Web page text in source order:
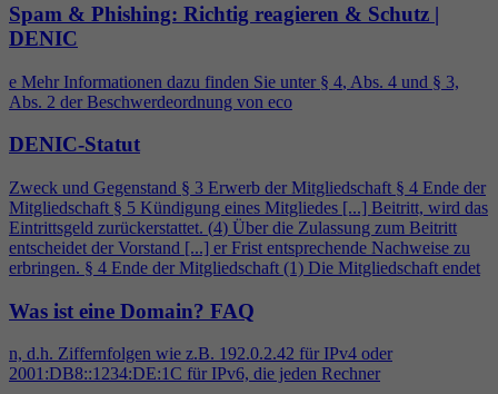
Spam & Phishing: Richtig reagieren & Schutz |
DENIC
e Mehr Informationen dazu finden Sie unter § 4, Abs. 4 und § 3,
Abs. 2 der Beschwerdeordnung von eco
DENIC-Statut
Zweck und Gegenstand § 3 Erwerb der Mitgliedschaft § 4 Ende der
Mitgliedschaft § 5 Kündigung eines Mitgliedes [...] Beitritt, wird das
Eintrittsgeld zurückerstattet. (4) Über die Zulassung zum Beitritt
entscheidet der Vorstand [...] er Frist entsprechende Nachweise zu
erbringen. § 4 Ende der Mitgliedschaft (1) Die Mitgliedschaft endet
Was ist eine Domain? FAQ
n, d.h. Ziffernfolgen wie z.B. 192.0.2.42 für IPv4 oder
2001:DB8::1234:DE:1C für IPv6, die jeden Rechner